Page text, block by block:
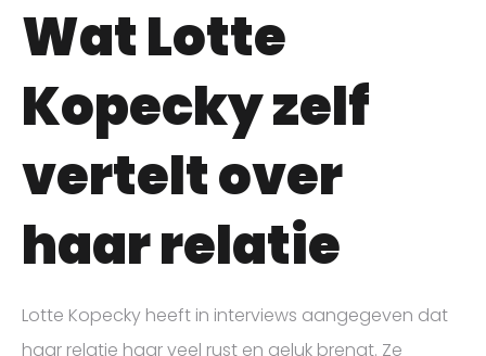
Wat Lotte
Kopecky zelf
vertelt over
haar relatie
Lotte Kopecky heeft in interviews aangegeven dat
haar relatie haar veel rust en geluk brengt. Ze